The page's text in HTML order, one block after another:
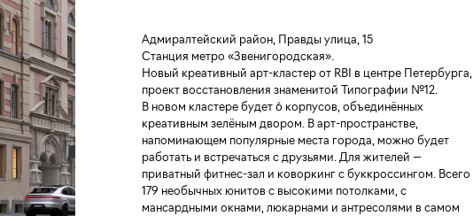
Адмиралтейский район, Правды улица, 15
Станция метро «Звенигородская».
Новый креативный арт-кластер от RBI в центре Петербурга,
проект восстановления знаменитой Типографии №12.
В новом кластере будет 6 корпусов, объединённых
креативным зелёным двором. В арт-пространстве,
напоминающем популярные места города, можно будет
работать и встречаться с друзьями. Для жителей —
приватный фитнес-зал и коворкинг с буккроссингом. Всего
179 необычных юнитов с высокими потолками, с
мансардными окнами, люкарнами и антресолями в самом